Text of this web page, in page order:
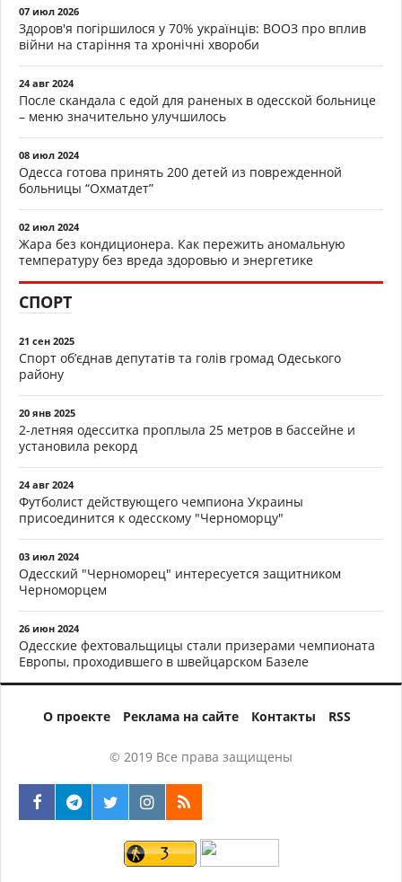
07 июл 2026
Здоров'я погіршилося у 70% українців: ВООЗ про вплив
війни на старіння та хронічні хвороби
24 авг 2024
После скандала с едой для раненых в одесской больнице
– меню значительно улучшилось
08 июл 2024
Одесса готова принять 200 детей из поврежденной
больницы “Охматдет”
02 июл 2024
Жара без кондиционера. Как пережить аномальную
температуру без вреда здоровью и энергетике
СПОРТ
21 сен 2025
Спорт об’єднав депутатів та голів громад Одеського
району
20 янв 2025
2-летняя одесситка проплыла 25 метров в бассейне и
установила рекорд
24 авг 2024
Футболист действующего чемпиона Украины
присоединится к одесскому "Черноморцу"
03 июл 2024
Одесский "Черноморец" интересуется защитником
Черноморцем
26 июн 2024
Одесские фехтовальщицы стали призерами чемпионата
Европы, проходившего в швейцарском Базеле
О проекте Реклама на сайте Контакты RSS
© 2019 Все права защищены